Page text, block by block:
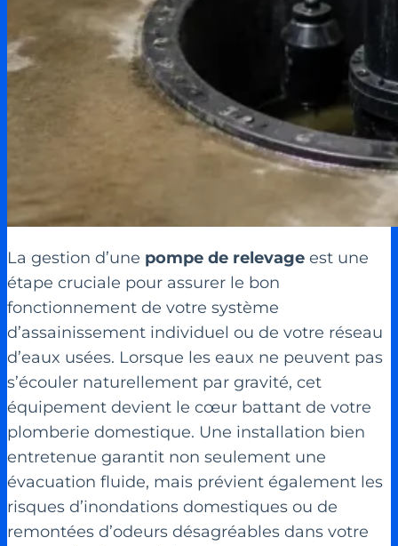
La gestion d’une pompe de relevage est une
étape cruciale pour assurer le bon
fonctionnement de votre système
d’assainissement individuel ou de votre réseau
d’eaux usées. Lorsque les eaux ne peuvent pas
s’écouler naturellement par gravité, cet
équipement devient le cœur battant de votre
plomberie domestique. Une installation bien
entretenue garantit non seulement une
évacuation fluide, mais prévient également les
risques d’inondations domestiques ou de
remontées d’odeurs désagréables dans votre